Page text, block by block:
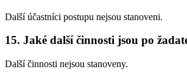
Další účastníci postupu nejsou stanoveni.
15. Jaké další činnosti jsou po
Další činnosti nejsou stanoveny.